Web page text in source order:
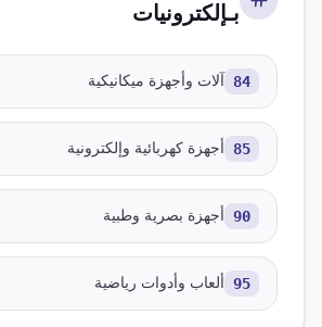
بـإلكترونيات
84 آلات وأجهزة ميكانيكية
85 أجهزة كهربائية وإلكترونية
90 أجهزة بصرية وطبية
95 ألعاب وأدوات رياضية